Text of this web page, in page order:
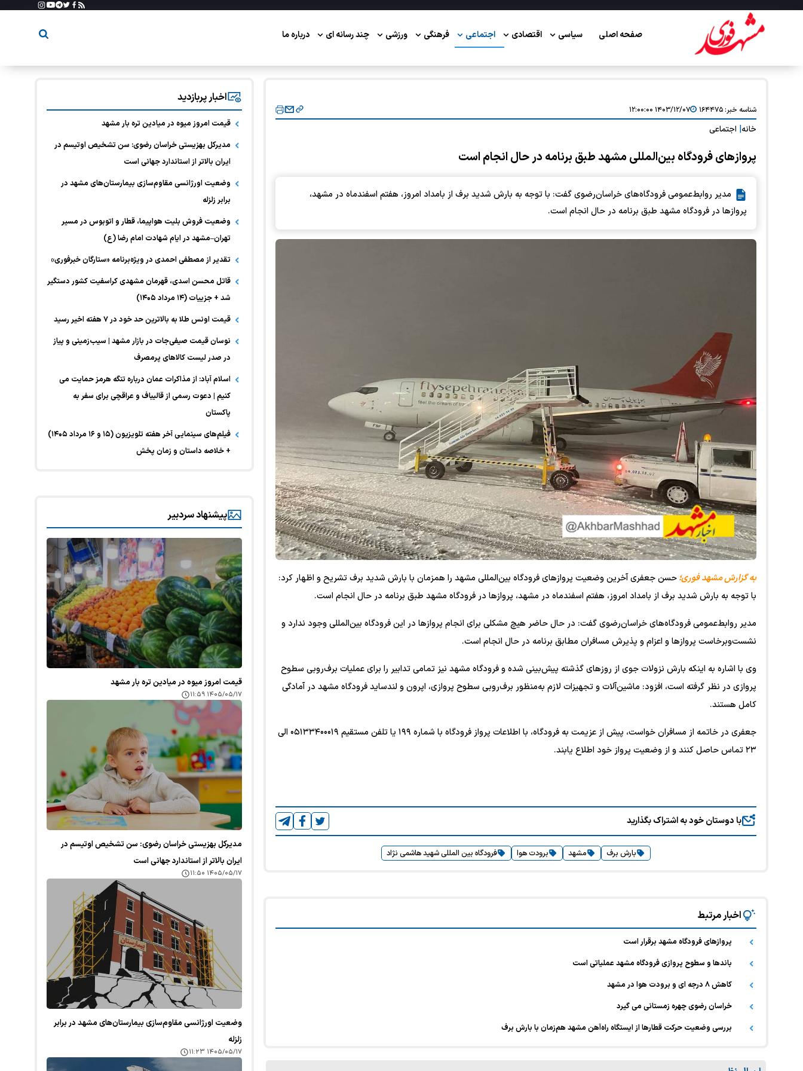
صفحه اصلی سیاسی اقتصادی اجتماعی فرهنگی ورزشی چند رسانه ای درباره ما
شناسه خبر:۱۶۴۴۷۵ ۱۴۰۳/۱۲/۰۷ ۱۲:۰۰:۰۰
خانه اجتماعی
پروازهای فرودگاه بین‌المللی مشهد طبق برنامه در حال انجام است
مدیر روابط‌عمومی فرودگاه‌های خراسان‌رضوی گفت: با توجه به بارش شدید برف از بامداد امروز، هفتم اسفندماه در مشهد،
پروازها در فرودگاه مشهد طبق برنامه در حال انجام است.
به گزارش مشهد فوری؛حسن جعفری آخرین وضعیت پروازهای فرودگاه بین‌المللی مشهد را همزمان با بارش شدید برف تشریح و اظهار کرد:
با توجه به بارش شدید برف از بامداد امروز، هفتم اسفندماه در مشهد، پروازها در فرودگاه مشهد طبق برنامه در حال انجام است.
مدیر روابط‌عمومی فرودگاه‌های خراسان‌رضوی گفت: در حال حاضر هیچ مشکلی برای انجام پروازها در این فرودگاه بین‌المللی وجود ندارد و
نشست‌وبرخاست پروازها و اعزام و پذیرش مسافران مطابق برنامه در حال انجام است.
وی با اشاره به اینکه بارش نزولات جوی از روزهای گذشته پیش‌بینی شده و فرودگاه مشهد نیز تمامی تدابیر را برای عملیات برف‌روبی سطوح
پروازی در نظر گرفته است، افزود: ماشین‌آلات و تجهیزات لازم به‌منظور برف‌روبی سطوح پروازی، اپرون و لندساید فرودگاه مشهد در آمادگی
کامل هستند.
جعفری در خاتمه از مسافران خواست، پیش از عزیمت به فرودگاه، با اطلاعات پرواز فرودگاه با شماره ۱۹۹ یا تلفن مستقیم ۰۵۱۳۳۴۰۰۰۱۹ الی
۲۳ تماس حاصل کنند و از وضعیت پرواز خود اطلاع یابند.
با دوستان خود به اشتراک بگذارید
بارش برف مشهد برودت هوا فرودگاه بین المللی شهید هاشمی نژاد
اخبار مرتبط
پروازهای فرودگاه مشهد برقرار است
باندها و سطوح پروازی فرودگاه مشهد عملیاتی است
کاهش ۸ درجه ای و برودت هوا در مشهد
خراسان رضوی چهره زمستانی می گیرد
بررسی وضعیت حرکت قطارها از ایستگاه راه‌آهن مشهد هم‌زمان با بارش برف
اخبار پربازدید
قیمت امروز میوه در میادین تره بار مشهد
مدیرکل بهزیستی خراسان رضوی: سن تشخیص اوتیسم در
ایران بالاتر از استاندارد جهانی است
وضعیت اورژانسی مقاوم‌سازی بیمارستان‌های مشهد در
برابر زلزله
وضعیت فروش بلیت هواپیما، قطار و اتوبوس در مسیر
تهران–مشهد در ایام شهادت امام رضا (ع)
تقدیر از مصطفی احمدی در ویژه‌برنامه «ستارگان خبرفوری»
قاتل محسن اسدی، قهرمان مشهدی کراسفیت کشور دستگیر
شد + جزییات (۱۴ مرداد ۱۴۰۵)
قیمت اونس طلا به بالاترین حد خود در ۷ هفته اخیر رسید
نوسان قیمت صیفی‌جات در بازار مشهد | سیب‌زمینی و پیاز
در صدر لیست کالا‌های پرمصرف
اسلام آباد: از مذاکرات عمان درباره تنگه هرمز حمایت می
کنیم | دعوت رسمی از قالیباف و عراقچی برای سفر به
پاکستان
فیلم‌های سینمایی آخر هفته تلویزیون (۱۵ و ۱۶ مرداد ۱۴۰۵)
+ خلاصه داستان و زمان پخش
پیشنهاد سردبیر
قیمت امروز میوه در میادین تره بار مشهد
۱۴۰۵/۰۵/۱۷ ۱۱:۵۹
مدیرکل بهزیستی خراسان رضوی: سن تشخیص اوتیسم در
ایران بالاتر از استاندارد جهانی است
۱۴۰۵/۰۵/۱۷ ۱۱:۵۰
وضعیت اورژانسی مقاوم‌سازی بیمارستان‌های مشهد در برابر
زلزله
۱۴۰۵/۰۵/۱۷ ۱۱:۲۳